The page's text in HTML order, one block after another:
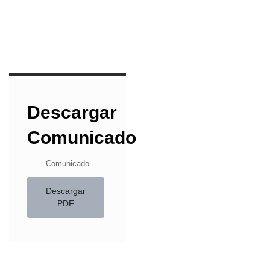
Descargar
Comunicado
Comunicado
Descargar
PDF